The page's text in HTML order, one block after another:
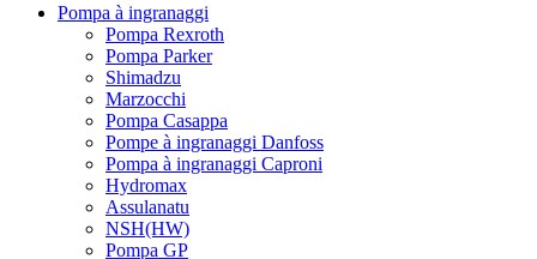
Pompa à ingranaggi
Pompa Rexroth
Pompa Parker
Shimadzu
Marzocchi
Pompa Casappa
Pompe à ingranaggi Danfoss
Pompa à ingranaggi Caproni
Hydromax
Assulanatu
NSH(HW)
Pompa GP